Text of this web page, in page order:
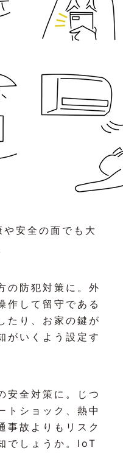
安全の面でも大
の防犯対策に。外
作して留守である
たり、お家の鍵が
がいくよう設定す
安全対策に。じつ
トショック、熱中
事故よりもリスク
でしょうか。IoT